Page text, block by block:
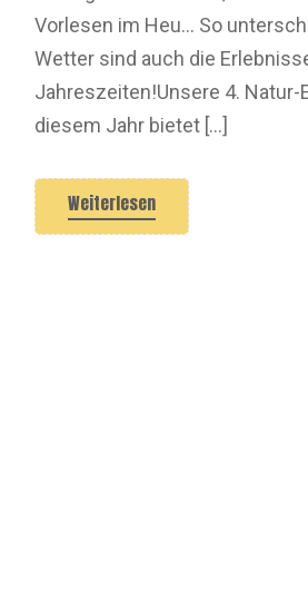
Vorlesen im Heu… So
Wetter sind auch die
Jahreszeiten!Unsere 4. Natur-
diesem Jahr bietet […]
Weiterlesen